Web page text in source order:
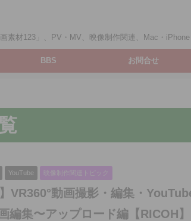
素材123」、PV・MV、映像制作関連、Mac・
BBS お問合せ
YouTube 映像制作関連トピック
】VR360°動画撮影・編集・
編集〜アップロード編【RICOH】